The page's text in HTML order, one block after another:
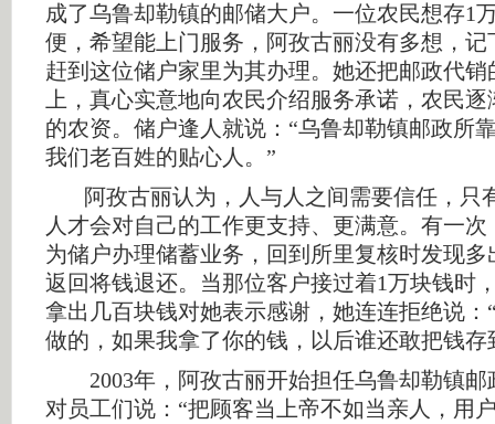
成了乌鲁却勒镇的邮储大户。一位农民想存1
便，希望能上门服务，阿孜古丽没有多想，
赶到这位储户家里为其办理。她还把邮政代
上，真心实意地向农民介绍服务承诺，农民
的农资。储户逢人就说：“乌鲁却勒镇邮政所
我们老百姓的贴心人。”
阿孜古丽认为，人与人之间需要信任，只
人才会对自己的工作更支持、更满意。有一
为储户办理储蓄业务，回到所里复核时发现
返回将钱退还。当那位客户接过着1万块钱时
拿出几百块钱对她表示感谢，她连连拒绝说：
做的，如果我拿了你的钱，以后谁还敢把钱存
2003年，阿孜古丽开始担任乌鲁却勒镇邮
对员工们说：“把顾客当上帝不如当亲人，用